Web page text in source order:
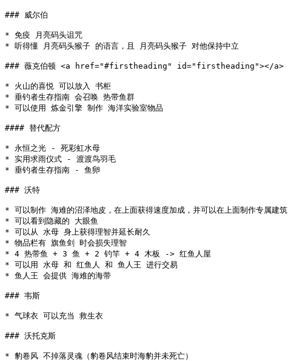
### 威尔伯
* 免疫 月亮码头诅咒
* 听得懂 月亮码头猴子 的语言，且 月亮码头猴子 对他保持中立
### 薇克伯顿 <a href="#firstheading" id="firstheading"></a>
* 火山的喜悦 可以放入 书柜
* 垂钓者生存指南 会召唤 热带鱼群
* 可以使用 炼金引擎 制作 海洋实验室物品
#### 替代配方
* 永恒之光 - 死彩虹水母
* 实用求雨仪式 - 渡渡鸟羽毛
* 垂钓者生存指南 - 鱼卵
### 沃特
* 可以制作 海难的沼泽地皮，在上面获得速度加成，并可以在上面制作专属建筑
* 可以看到隐藏的 大眼鱼
* 可以从 水母 身上获得理智并延长耐久
* 物品栏有 旗鱼剑 时会损失理智
* 4 热带鱼 + 3 鱼 + 2 钓竿 + 4 木板 -> 红鱼人屋
* 可以用 水母 和 红鱼人 和 鱼人王 进行交易
* 鱼人王 会提供 海难的海带
### 韦斯
* 气球衣 可以充当 救生衣
### 沃托克斯
* 豹卷风 不掉落灵魂（豹卷风结束时海豹并未死亡）